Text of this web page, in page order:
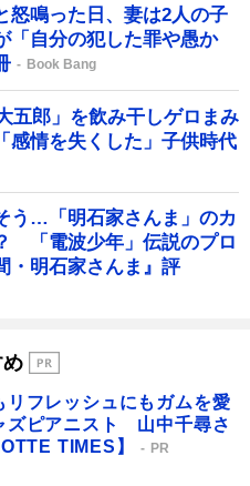
怒鳴った日、妻は2人の子
自分の犯した罪や愚か
Book Bang
五郎」を飲み干しゲロまみ
情を失くした」子供時代
う…「明石家さんま」のカ
「電波少年」伝説のプロ
・明石家さんま』評
リフレッシュにもガムを愛
ズピアニスト 山中千尋さ
TIMES】
PR